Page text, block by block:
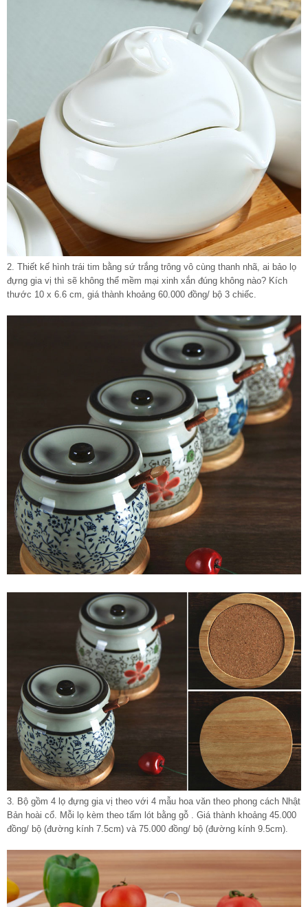
2. Thiết kế hình trái tim bằng sứ trắng trông vô cùng thanh nhã, ai bảo lọ
đựng gia vị thì sẽ không thể mềm mại xinh xắn đúng không nào? Kích
thước 10 x 6.6 cm, giá thành khoảng 60.000 đồng/ bộ 3 chiếc.
3. Bộ gồm 4 lọ đựng gia vị theo với 4 mẫu hoa văn theo phong cách Nhật
Bản hoài cổ. Mỗi lọ kèm theo tấm lót bằng gỗ . Giá thành khoảng 45.000
đồng/ bộ (đường kính 7.5cm) và 75.000 đồng/ bộ (đường kính 9.5cm).